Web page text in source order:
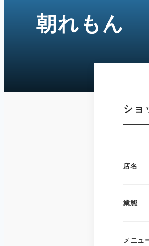
朝れもん
ショ
店名
業態
メニュ